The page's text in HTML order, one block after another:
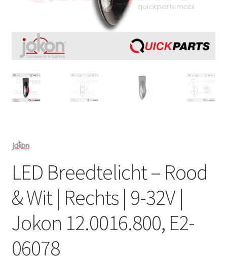
LED Breedtelicht – Rood
& Wit | Rechts | 9-32V |
Jokon 12.0016.800, E2-
06078